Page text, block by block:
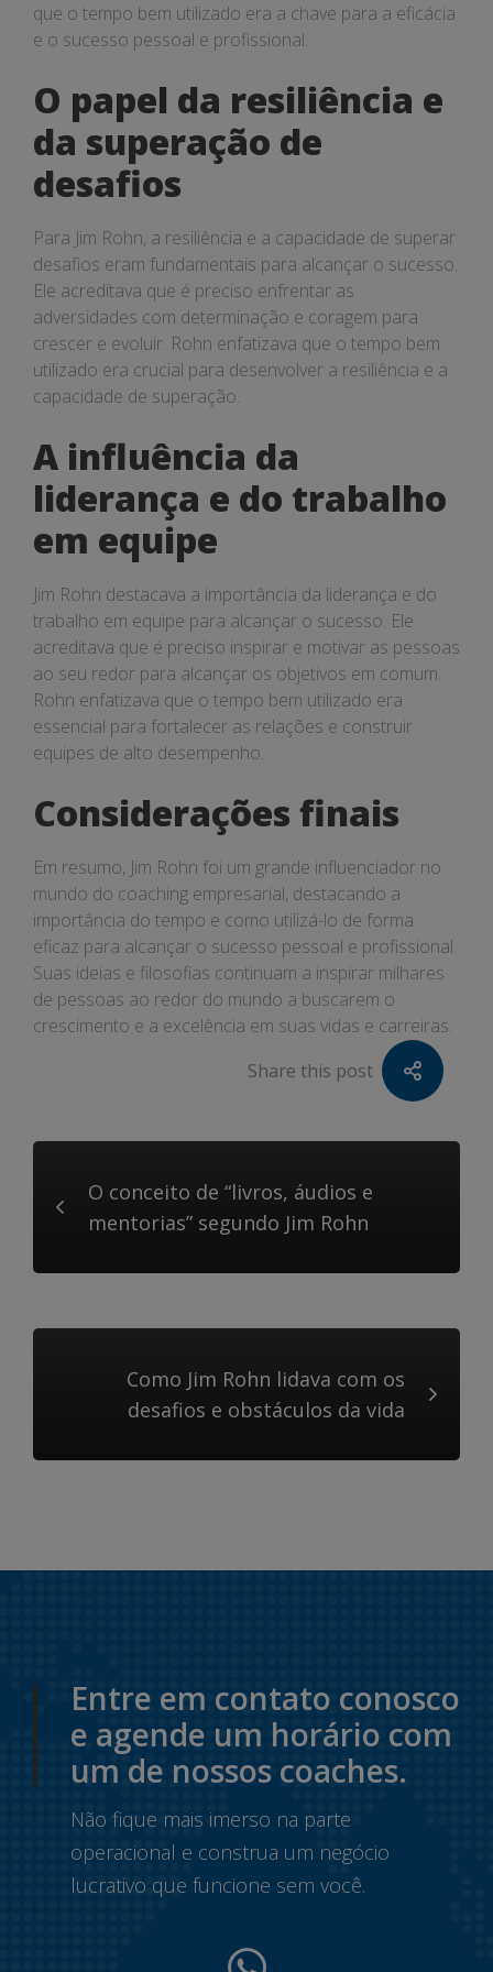
que o tempo bem utilizado era a chave para a eficácia
e o sucesso pessoal e profissional.
O papel da resiliência e
da superação de
desafios
Para Jim Rohn, a resiliência e a capacidade de superar
desafios eram fundamentais para alcançar o sucesso.
Ele acreditava que é preciso enfrentar as
adversidades com determinação e coragem para
crescer e evoluir. Rohn enfatizava que o tempo bem
utilizado era crucial para desenvolver a resiliência e a
capacidade de superação.
A influência da
liderança e do trabalho
em equipe
Jim Rohn destacava a importância da liderança e do
trabalho em equipe para alcançar o sucesso. Ele
acreditava que é preciso inspirar e motivar as pessoas
ao seu redor para alcançar os objetivos em comum.
Rohn enfatizava que o tempo bem utilizado era
essencial para fortalecer as relações e construir
equipes de alto desempenho.
Considerações finais
Em resumo, Jim Rohn foi um grande influenciador no
mundo do coaching empresarial, destacando a
importância do tempo e como utilizá-lo de forma
eficaz para alcançar o sucesso pessoal e profissional.
Suas ideias e filosofias continuam a inspirar milhares
de pessoas ao redor do mundo a buscarem o
crescimento e a excelência em suas vidas e carreiras.
Share this post
O conceito de “livros, áudios e
mentorias” segundo Jim Rohn
Como Jim Rohn lidava com os
desafios e obstáculos da vida
Entre em contato conosco
e agende um horário com
um de nossos coaches.
Não fique mais imerso na parte
operacional e construa um negócio
lucrativo que funcione sem você.